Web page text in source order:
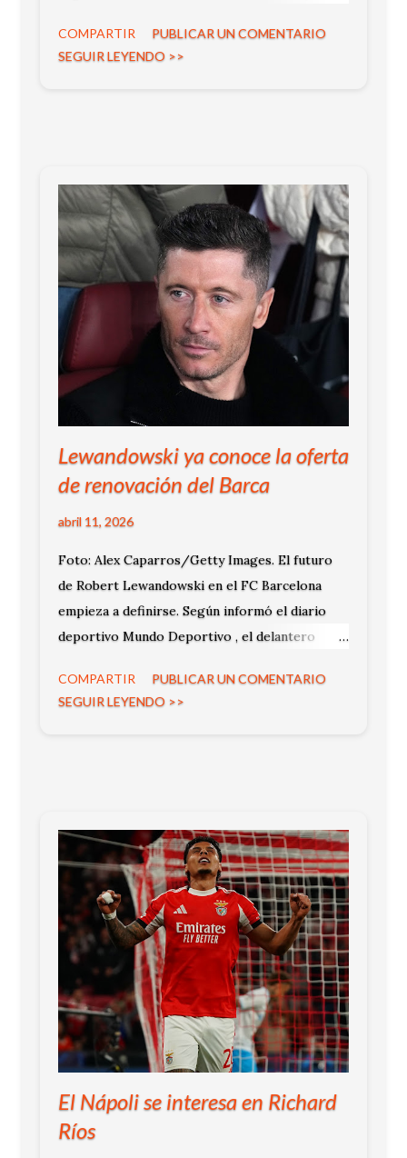
COMPARTIR
PUBLICAR UN COMENTARIO
SEGUIR LEYENDO >>
Lewandowski ya conoce la oferta
de renovación del Barca
abril 11, 2026
Foto: Alex Caparros/Getty Images. El futuro
de Robert Lewandowski en el FC Barcelona
empieza a definirse. Según informó el diario
deportivo Mundo Deportivo , el delantero
de renovación por parte del club catalán para
continuar vinculado al proyecto deportivo.
COMPARTIR
PUBLICAR UN COMENTARIO
SEGUIR LEYENDO >>
El Nápoli se interesa en Richard
Ríos